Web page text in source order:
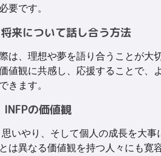
要です。
来について話し合う方法
は、理想や夢を語り合うことが大
値観に共感し、応援することで、
きます。
INFPの価値観
いやり、そして個人の成長を大事
は異なる価値観を持つ人々にも寛